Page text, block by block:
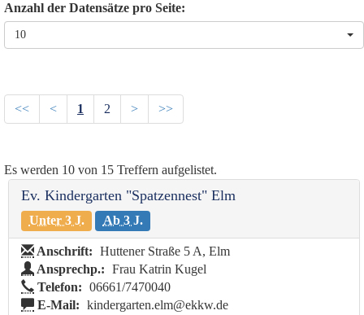
Anzahl der Datensätze pro Seite:
10
<< < 1 2 > >>
Es werden 10 von 15 Treffern aufgelistet.
Ev. Kindergarten "Spatzennest" Elm
Unter 3 J. Ab 3 J.
Anschrift: Huttener Straße 5 A, Elm
Ansprechp.: Frau Katrin Kugel
Telefon: 06661/7470040
E-Mail: kindergarten.elm@ekkw.de